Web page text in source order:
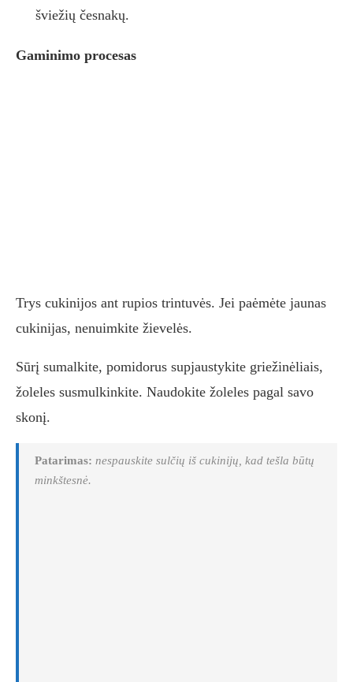
šviežių česnakų.
Gaminimo procesas
Trys cukinijos ant rupios trintuvės. Jei paėmėte jaunas
cukinijas, nenuimkite žievelės.
Sūrį sumalkite, pomidorus supjaustykite griežinėliais,
žoleles susmulkinkite. Naudokite žoleles pagal savo
skonį.
Patarimas: nespauskite sulčių iš cukinijų, kad tešla būtų
minkštesnė.